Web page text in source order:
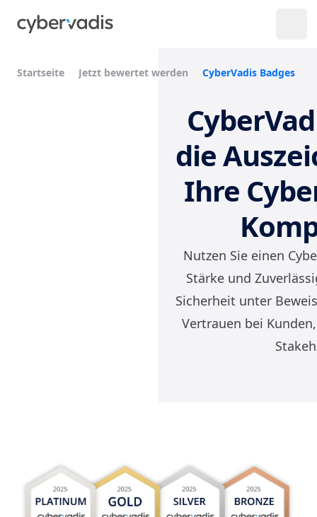
Startseite Jetzt bewertet werden CyberVadis Badges
die
Ihre
Nutzen Sie einen
Stärke und
Sicherheit unter
Vertrauen bei